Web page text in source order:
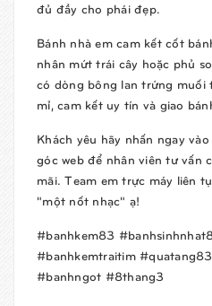
đủ đầy cho phái đẹp.
Bánh nhà em cam kết cốt
nhân mứt trái cây hoặc phủ
có dòng bông lan trứng muối
mỉ, cam kết uy tín và giao
Khách yêu hãy nhấn ngay
góc web để nhân viên tư vấn
mãi. Team em trực máy liên
"một nốt nhạc" ạ!
#banhkem83
#banhkemtraitim
#banhngot #8thang3